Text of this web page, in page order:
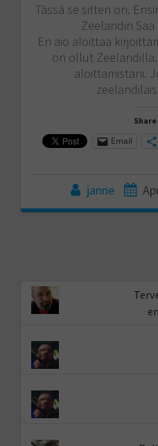
Tässä se sitten on.
Zeelandin
En aio aloittaa
on ollut
aloittamistani.
Email
janne